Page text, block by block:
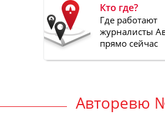
Кто где?
Где работают
журналисты
прямо сейчас
Авторевю